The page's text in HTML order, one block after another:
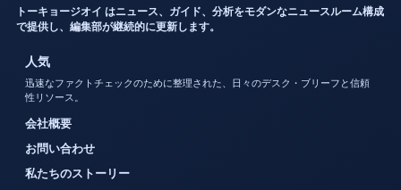
トーキョージオイ はニュース、ガイド、分析をモダンなニュースルーム構成
で提供し、編集部が継続的に更新します。
人気
迅速なファクトチェックのために整理された、日々のデスク・ブリーフと信頼
性リソース。
会社概要
お問い合わせ
私たちのストーリー